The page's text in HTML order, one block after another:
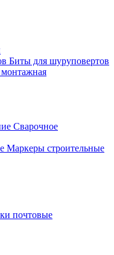
Биты для шуруповертов
Сварочное
Маркеры строительные
почтовые